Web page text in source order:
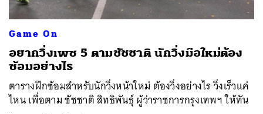
Game On
อยากวิ่งเพซ 5 ตามชัชชาติ นักวิ่งมือใหม่ต้อง
ซ้อมอย่างไร
ตารางฝึกซ้อมสำหรับนักวิ่งหน้าใหม่ ต้องวิ่งอย่างไร วิ่งเร็วแค่
ไหน เพื่อตาม ชัชชาติ สิทธิพันธุ์ ผู้ว่าราชการกรุงเทพฯ ให้ทัน